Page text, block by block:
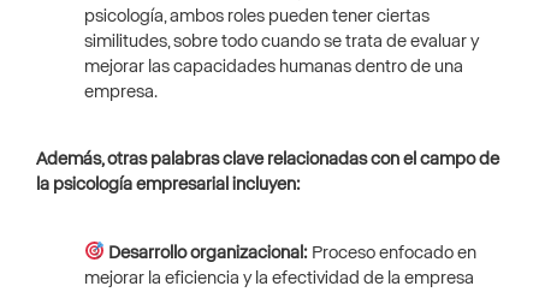
psicología, ambos roles pueden tener ciertas
similitudes, sobre todo cuando se trata de evaluar y
mejorar las capacidades humanas dentro de una
empresa.
Además, otras palabras clave relacionadas con el campo de
la psicología empresarial incluyen:
Desarrollo organizacional: Proceso enfocado en
mejorar la eficiencia y la efectividad de la empresa